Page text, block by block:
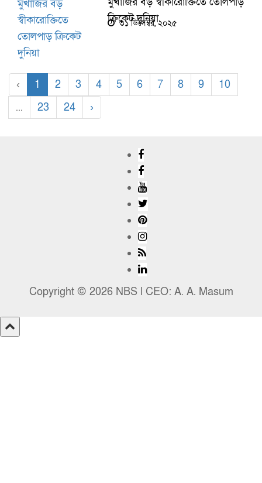
ক্রিকেট দুনিয়া
৩১ ডিসেম্বর, ২০২৫
‹ 1 2 3 4 5 6 7 8 9
10
...
23 24 ›
Copyright © 2026 NBS l CEO: A. A. Masum